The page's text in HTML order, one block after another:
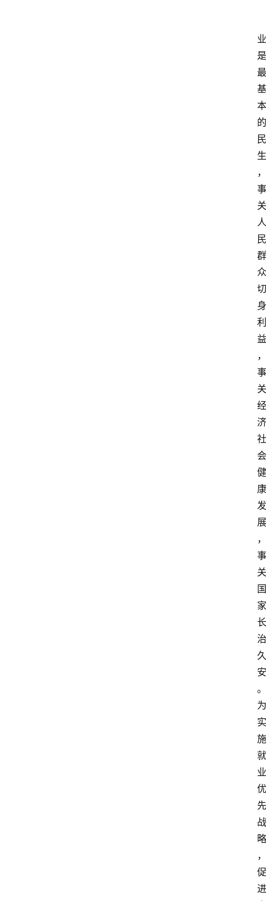
业
是
最
基
本
的
民
生
，
事
关
人
民
群
众
切
身
利
益
，
事
关
经
济
社
会
健
康
发
展
，
事
关
国
家
长
治
久
安
。
为
实
施
就
业
优
先
战
略
，
促
进